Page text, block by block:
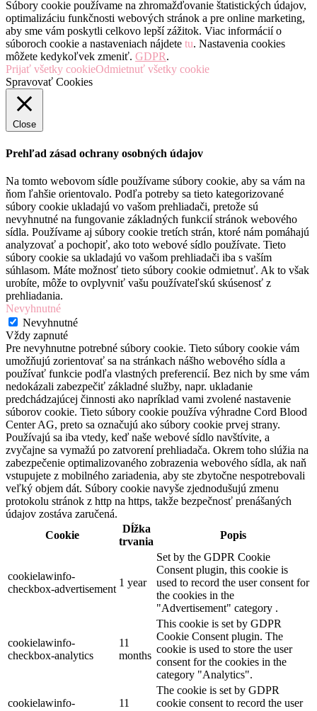
Súbory cookie používame na zhromažďovanie štatistických údajov,
optimalizáciu funkčnosti webových stránok a pre online marketing,
aby sme vám poskytli celkovo lepší zážitok. Viac informácií o
súboroch cookie a nastaveniach nájdete tu. Nastavenia cookies
môžete kedykoľvek zmeniť. GDPR.
Prijať všetky cookieOdmietnuť všetky cookie
Spravovať Cookies
Close
Prehľad zásad ochrany osobných údajov
Na tomto webovom sídle používame súbory cookie, aby sa vám na
ňom ľahšie orientovalo. Podľa potreby sa tieto kategorizované
súbory cookie ukladajú vo vašom prehliadači, pretože sú
nevyhnutné na fungovanie základných funkcií stránok webového
sídla. Používame aj súbory cookie tretích strán, ktoré nám pomáhajú
analyzovať a pochopiť, ako toto webové sídlo používate. Tieto
súbory cookie sa ukladajú vo vašom prehliadači iba s vaším
súhlasom. Máte možnosť tieto súbory cookie odmietnuť. Ak to však
urobíte, môže to ovplyvniť vašu používateľskú skúsenosť z
prehliadania.
Nevyhnutné
Nevyhnutné
Vždy zapnuté
Pre nevyhnutne potrebné súbory cookie. Tieto súbory cookie vám
umožňujú zorientovať sa na stránkach nášho webového sídla a
používať funkcie podľa vlastných preferencií. Bez nich by sme vám
nedokázali zabezpečiť základné služby, napr. ukladanie
predchádzajúcej činnosti ako napríklad vami zvolené nastavenie
súborov cookie. Tieto súbory cookie používa výhradne Cord Blood
Center AG, preto sa označujú ako súbory cookie prvej strany.
Používajú sa iba vtedy, keď naše webové sídlo navštívite, a
zvyčajne sa vymažú po zatvorení prehliadača. Okrem toho slúžia na
zabezpečenie optimalizovaného zobrazenia webového sídla, ak naň
vstupujete z mobilného zariadenia, aby ste zbytočne nespotrebovali
veľký objem dát. Súbory cookie navyše zjednodušujú zmenu
protokolu stránok z http na https, takže bezpečnosť prenášaných
údajov zostáva zaručená.
Cookie
Dĺžka
trvania
Popis
cookielawinfo-
checkbox-advertisement
1 year
Set by the GDPR Cookie
Consent plugin, this cookie is
used to record the user consent for
the cookies in the
"Advertisement" category .
cookielawinfo-
checkbox-analytics
11
months
This cookie is set by GDPR
Cookie Consent plugin. The
cookie is used to store the user
consent for the cookies in the
category "Analytics".
cookielawinfo-
11
The cookie is set by GDPR
cookie consent to record the user